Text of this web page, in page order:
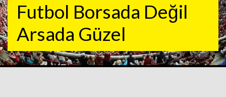
Futbol Borsada Değil
Arsada Güzel